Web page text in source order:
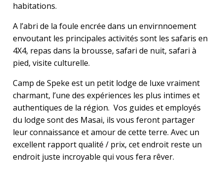
habitations.
A l’abri de la foule encrée dans un envirnnoement
envoutant les principales activités sont les safaris en
4X4, repas dans la brousse, safari de nuit, safari à
pied, visite culturelle.
Camp de Speke est un petit lodge de luxe vraiment
charmant, l’une des expériences les plus intimes et
authentiques de la région. Vos guides et employés
du lodge sont des Masai, ils vous feront partager
leur connaissance et amour de cette terre. Avec un
excellent rapport qualité / prix, cet endroit reste un
endroit juste incroyable qui vous fera rêver.